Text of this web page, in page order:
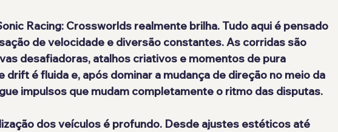
Racing: Crossworlds realmente brilha. Tudo aqui é pensado
de velocidade e diversão constantes. As corridas são
desafiadoras, atalhos criativos e momentos de pura
drift é fluida e, após dominar a mudança de direção no meio da
impulsos que mudam completamente o ritmo das disputas.